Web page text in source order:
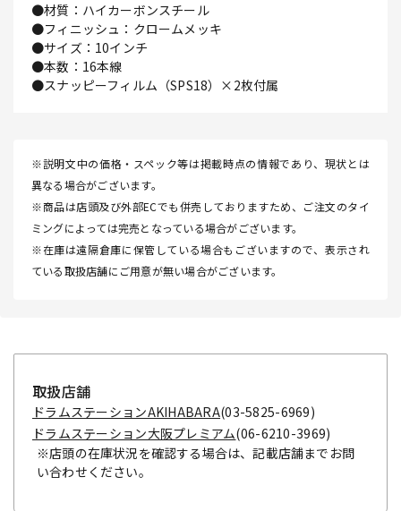
●材質：ハイカーボンスチール
●フィニッシュ：クロームメッキ
●サイズ：10インチ
●本数：16本線
●スナッピーフィルム（SPS18）×2枚付属
※説明文中の価格・スペック等は掲載時点の情報であり、現状とは
異なる場合がございます。
※商品は店頭及び外部ECでも併売しておりますため、ご注文のタイ
ミングによっては完売となっている場合がございます。
※在庫は遠隔倉庫に保管している場合もございますので、表示され
ている取扱店舗にご用意が無い場合がございます。
取扱店舗
ドラムステーションAKIHABARA(03-5825-6969)
ドラムステーション大阪プレミアム(06-6210-3969)
※店頭の在庫状況を確認する場合は、記載店舗までお問
い合わせください。